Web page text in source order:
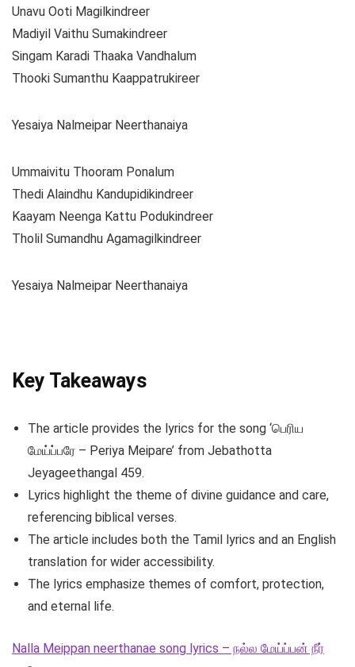
Unavu Ooti Magilkindreer
Madiyil Vaithu Sumakindreer
Singam Karadi Thaaka Vandhalum
Thooki Sumanthu Kaappatrukireer
Yesaiya Nalmeipar Neerthanaiya
Ummaivitu Thooram Ponalum
Thedi Alaindhu Kandupidikindreer
Kaayam Neenga Kattu Podukindreer
Tholil Sumandhu Agamagilkindreer
Yesaiya Nalmeipar Neerthanaiya
Key Takeaways
The article provides the lyrics for the song ‘பெரிய
மேய்ப்பரே – Periya Meipare’ from Jebathotta
Jeyageethangal 459.
Lyrics highlight the theme of divine guidance and care,
referencing biblical verses.
The article includes both the Tamil lyrics and an English
translation for wider accessibility.
The lyrics emphasize themes of comfort, protection,
and eternal life.
Nalla Meippan neerthanae song lyrics – நல்ல மேய்ப்பன் நீர்